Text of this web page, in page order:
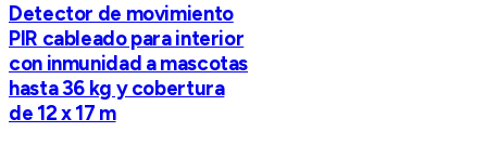
Detector de movimiento
PIR cableado para interior
con inmunidad a mascotas
hasta 36 kg y cobertura
de 12 x 17 m